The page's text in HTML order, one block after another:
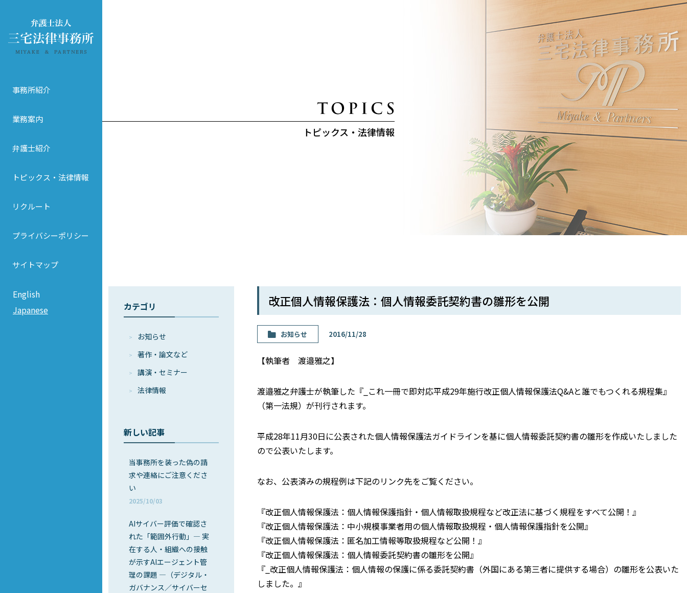
事務所紹介
業務案内
弁護士紹介
トピックス・法律情報
リクルート
プライバシーポリシー
サイトマップ
English
Japanese
トピックス・法律情報
カテゴリ
お知らせ
著作・論⽂など
講演・セミナー
法律情報
新しい記事
当事務所を装った偽の請
求や連絡にご注意くださ
い
2025/10/03
AIサイバー評価で確認さ
れた「範囲外行動」― 実
在する人・組織への接触
が示すAIエージェント管
理の課題 ―（デジタル・
ガバナンス／サイバーセ
改正個人情報保護法：個人情報委託契約書の雛形を公開
お知らせ 2016/11/28
【執筆者 渡邉雅之】
渡邉雅之弁護士が執筆した『_これ一冊で即対応平成29年施行改正個人情報保護法Q&Aと誰でもつくれる規程集』
（第一法規）が刊行されます。
平成28年11月30日に公表された個人情報保護法ガイドラインを基に個人情報委託契約書の雛形を作成いたしました
ので公表いたします。
なお、公表済みの規程例は下記のリンク先をご覧ください。
『改正個人情報保護法：個人情報保護指針・個人情報取扱規程など改正法に基づく規程をすべて公開！』
『改正個人情報保護法：中小規模事業者用の個人情報取扱規程・個人情報保護指針を公開』
『改正個人情報保護法：匿名加工情報等取扱規程など公開！』
『改正個人情報保護法：個人情報委託契約書の雛形を公開』
『_改正個人情報保護法：個人情報の保護に係る委託契約書（外国にある第三者に提供する場合）の雛形を公表いた
しました。』